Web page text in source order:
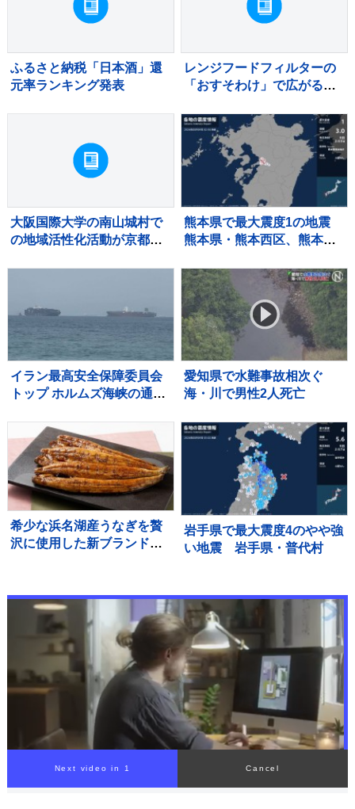
ふるさと納税「日本酒」還
元率ランキング発表
レンジフードフィルターの
「おすそわけ」で広がる予
大阪国際大学の南山城村で
の地域活性化活動が京都府
熊本県で最大震度1の地震
熊本県・熊本西区、熊本南
美里町、甲佐町
イラン最高安全保障委員会
トップ ホルムズ海峡の通航
リカに制裁や海上封鎖の解
除など要求
愛知県で水難事故相次ぐ
海・川で男性2人死亡
希少な浜名湖産うなぎを贅
沢に使用した新ブランド
岩手県で最大震度4のやや強
い地震 岩手県・普代村